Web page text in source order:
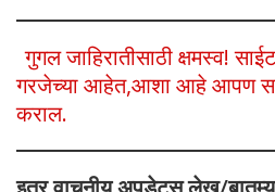
गुगल जाहिरातीसाठी क्षमस्व!
गरजेच्या आहेत,आशा आहे आपण
कराल.